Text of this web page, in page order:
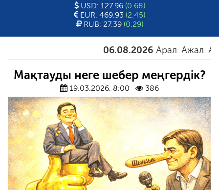
USD: 127.96 (0.68)
EUR: 469.93 (2.45)
RUB: 27.39 (0.29)
06.08.2026 Арал. Ажал. Айғақ
Мақтауды неге шебер меңгердік?
19.03.2026, 8:00 386